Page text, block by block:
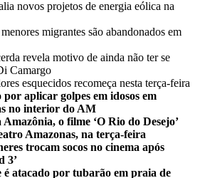
novos projetos de energia eólica na
migrantes são abandonados em
revela motivo de ainda não ter se
Camargo
esquecidos recomeça nesta terça-feira
por aplicar golpes em idosos em
no interior do AM
o filme ‘O Rio do Desejo’
Amazonas, na terça-feira
trocam socos no cinema após
3’
é atacado por tubarão em praia de